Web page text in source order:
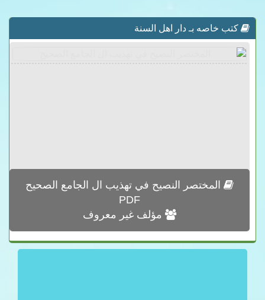
كتب خاصه بـ دار اهل السنة
المختصر النصيح في تهذيب ال الجامع الصحيح
PDF
مؤلف غير معروف